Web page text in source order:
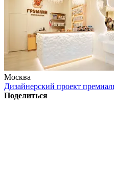
Москва
Дизайнерский проект
Поделиться